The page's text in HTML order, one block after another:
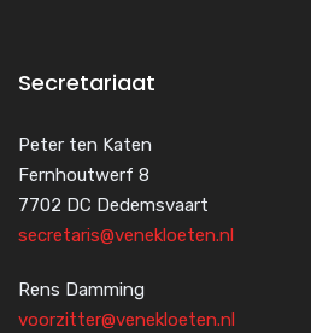
Secretariaat
Peter ten Katen
Fernhoutwerf 8
7702 DC Dedemsvaart
secretaris@venekloeten.nl
Rens Damming
voorzitter@venekloeten.nl